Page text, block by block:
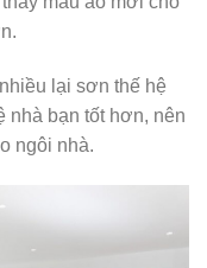
lại sơn thế hệ
nhà bạn tốt hơn, nên
ngôi nhà.